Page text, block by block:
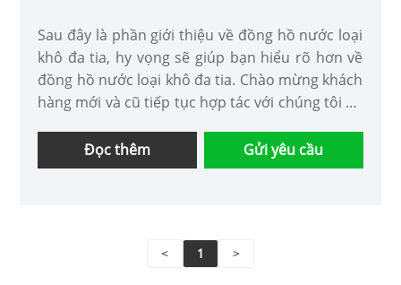
Sau đây là phần giới thiệu về đồng hồ nước loại
khô đa tia, hy vọng sẽ giúp bạn hiểu rõ hơn về
đồng hồ nước loại khô đa tia. Chào mừng khách
hàng mới và cũ tiếp tục hợp tác với chúng tôi để
Đọc thêm
Gửi yêu cầu
< 1 >